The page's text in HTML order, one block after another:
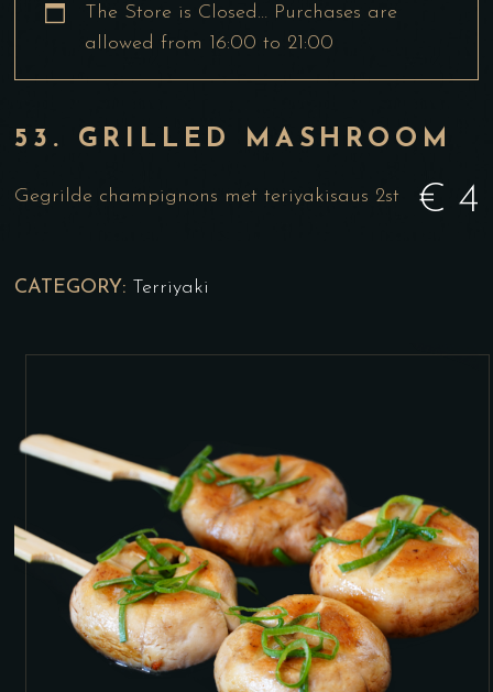
The Store is Closed… Purchases are
allowed from 16:00 to 21:00
53. GRILLED MASHROOM
€ 4
Gegrilde champignons met teriyakisaus 2st
CATEGORY: Terriyaki